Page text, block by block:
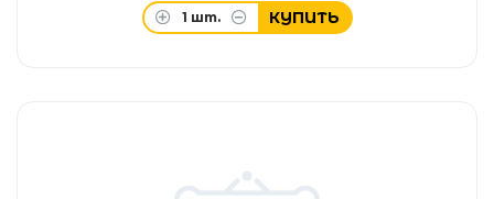
1 шт. КУПИТЬ